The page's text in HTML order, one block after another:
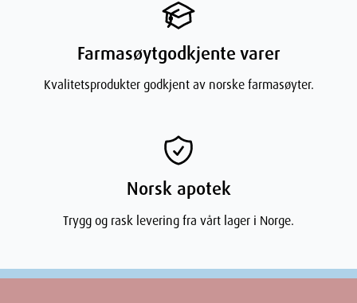
Farmasøytgodkjente varer
Kvalitetsprodukter godkjent av norske farmasøyter.
Norsk apotek
Trygg og rask levering fra vårt lager i Norge.